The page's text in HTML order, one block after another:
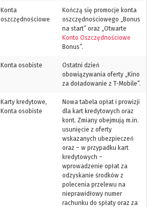
Konta
oszczędnościowe
Kończą się promocje konta
oszczędnościowego „Bonus
na start” oraz „Otwarte
Konto Oszczędnościowe
Bonus”.
Konta osobiste
Ostatni dzień
obowiązywania oferty „Kino
za doładowanie z T-Mobile”.
Karty kredytowe,
Konta osobiste
Nowa tabela opłat i prowizji
dla kart kredytowych oraz
kont. Zmiany obejmują m.in.
usunięcie z oferty
wskazanych ubezpieczeń
oraz – w przypadku kart
kredytowych –
wprowadzenie opłat za
odzyskanie środków z
polecenia przelewu na
nieprawidłowy numer
rachunku do spłaty oraz za